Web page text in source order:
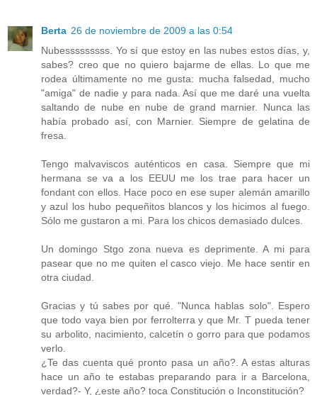
Berta 26 de noviembre de 2009 a las 0:54
Nubesssssssss. Yo sí que estoy en las nubes estos días, y,
sabes? creo que no quiero bajarme de ellas. Lo que me
rodea últimamente no me gusta: mucha falsedad, mucho
"amiga" de nadie y para nada. Así que me daré una vuelta
saltando de nube en nube de grand marnier. Nunca las
había probado así, con Marnier. Siempre de gelatina de
fresa.
Tengo malvaviscos auténticos en casa. Siempre que mi
hermana se va a los EEUU me los trae para hacer un
fondant con ellos. Hace poco en ese super alemán amarillo
y azul los hubo pequeñitos blancos y los hicimos al fuego.
Sólo me gustaron a mi. Para los chicos demasiado dulces.
Un domingo Stgo zona nueva es deprimente. A mi para
pasear que no me quiten el casco viejo. Me hace sentir en
otra ciudad.
Gracias y tú sabes por qué. "Nunca hablas solo". Espero
que todo vaya bien por ferrolterra y que Mr. T pueda tener
su arbolito, nacimiento, calcetín o gorro para que podamos
verlo.
¿Te das cuenta qué pronto pasa un año?. A estas alturas
hace un año te estabas preparando para ir a Barcelona,
verdad?- Y, ¿este año? toca Constitución o Inconstitución?